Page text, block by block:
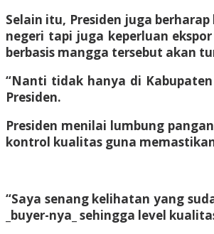
Selain itu, Presiden juga
negeri tapi juga keperluan
berbasis mangga tersebut akan
“Nanti tidak hanya di
Presiden.
Presiden menilai lumbung
kontrol kualitas guna
“Saya senang kelihatan yang
_buyer-nya_ sehingga level